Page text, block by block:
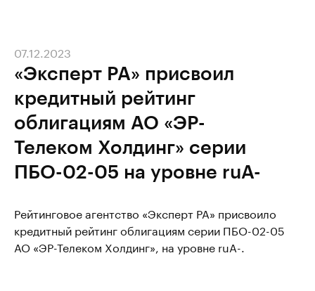
«Эксперт РА» присвоил
кредитный рейтинг
облигациям АО «ЭР-
Телеком Холдинг» серии
ПБО-02-05 на уровне ruA-
07.12.2023
Рейтинговое агентство «Эксперт РА» присвоило
кредитный рейтинг облигациям серии ПБО-02-05
АО «ЭР-Телеком Холдинг», на уровне ruA-.